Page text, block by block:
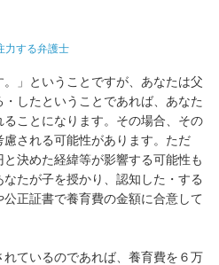
力する弁護士
。」ということですが、あなたは父
したということであれば、あなた
ことになります。その場合、その
される可能性があります。ただ
決めた経緯等が影響する可能性も
たが子を授かり、認知した・する
正証書で養育費の金額に合意して
ているのであれば、養育費を６万